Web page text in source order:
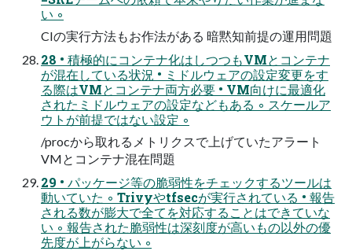
い ◦
CIの実行方法もお作法がある 暗黙知前提の運用問題
28 • 積極的にコンテナ化はしつつもVMとコンテナ
が混在している状況 • ミドルウェアの設定変更をす
る際はVMとコンテナ両方必要 • VM向けに最適化
されたミドルウェアの設定などもある ◦ スケールア
ウトが前提ではない設定 ◦
/procから取れるメトリクスで上げていたアラート
VMとコンテナ混在問題
29 • パッケージ等の脆弱性をチェックするツールは
動いていた ◦ Trivyやtfsecが実行されている • 報告
される数が膨大で全てを対応することはできていな
い ◦ 報告された脆弱性は深刻度が高いもの以外の優
先度が上がらない ◦